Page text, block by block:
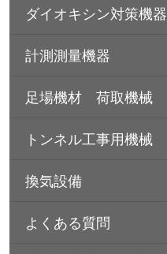
ダイオキシン対策機器
計測測量機器
足場機材 荷取機械
トンネル工事用機械
換気設備
よくある質問